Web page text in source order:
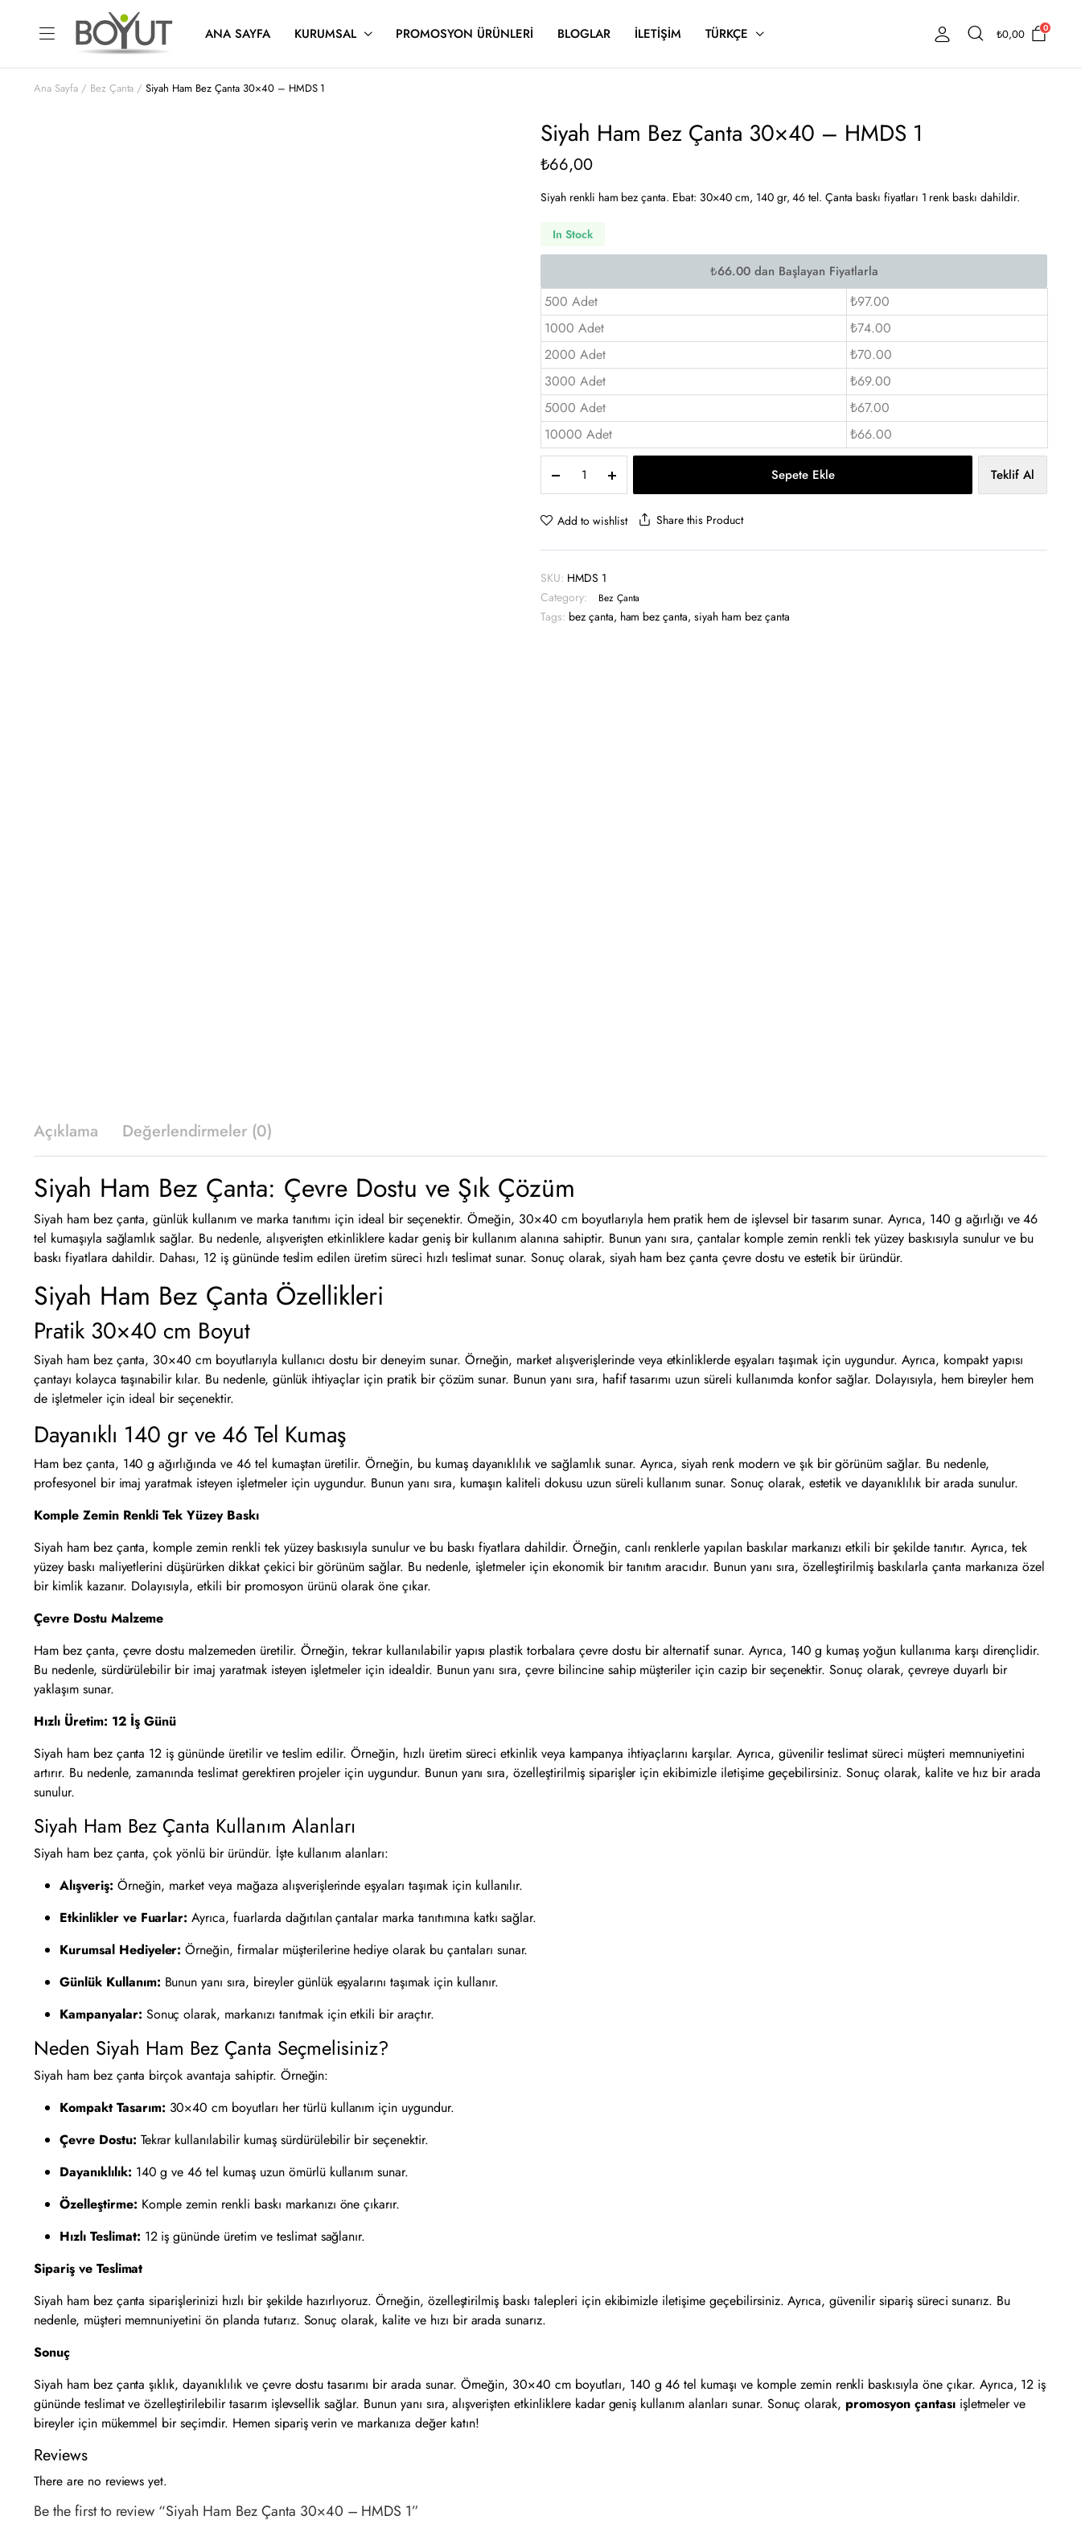
ANA SAYFA KURUMSAL PROMOSYON ÜRÜNLERI BLOGLAR İLETIŞIM TÜRKÇE ₺0,00 0
Ana Sayfa Bez Çanta Siyah Ham Bez Çanta 30×40 – HMDS 1
Siyah Ham Bez Çanta 30×40 – HMDS 1
₺66,00
Siyah renkli ham bez çanta. Ebat: 30×40 cm, 140 gr, 46 tel. Çanta baskı fiyatları 1 renk baskı dahildir.
In Stock
500 Adet
₺97.00
1000 Adet
₺74.00
2000 Adet
₺70.00
3000 Adet
₺69.00
5000 Adet
₺67.00
10000 Adet
₺66.00
Ham
Bez
Çanta
-
1
quantity
Sepete Ekle Teklif Al
Add to wishlist Share this Product
SKU: HMDS 1
Category:
Bez Çanta
Tags: bez çanta, ham bez çanta,siyah ham bez çanta
Açıklama Değerlendirmeler (0)
Siyah Ham Bez Çanta: Çevre Dostu ve Şık Çözüm
Siyah ham bez çanta, günlük kullanım ve marka tanıtımı için ideal bir seçenektir. Örneğin, 30×40 cm boyutlarıyla hem pratik hem de işlevsel bir tasarım sunar. Ayrıca, 140 g ağırlığı ve 46
tel kumaşıyla sağlamlık sağlar. Bu nedenle, alışverişten etkinliklere kadar geniş bir kullanım alanına sahiptir. Bunun yanı sıra, çantalar komple zemin renkli tek yüzey baskısıyla sunulur ve bu
baskı fiyatlara dahildir. Dahası, 12 iş gününde teslim edilen üretim süreci hızlı teslimat sunar. Sonuç olarak, siyah ham bez çanta çevre dostu ve estetik bir üründür.
Siyah Ham Bez Çanta Özellikleri
Pratik 30×40 cm Boyut
Siyah ham bez çanta, 30×40 cm boyutlarıyla kullanıcı dostu bir deneyim sunar. Örneğin, market alışverişlerinde veya etkinliklerde eşyaları taşımak için uygundur. Ayrıca, kompakt yapısı
çantayı kolayca taşınabilir kılar. Bu nedenle, günlük ihtiyaçlar için pratik bir çözüm sunar. Bunun yanı sıra, hafif tasarımı uzun süreli kullanımda konfor sağlar. Dolayısıyla, hem bireyler hem
de işletmeler için ideal bir seçenektir.
Dayanıklı 140 gr ve 46 Tel Kumaş
Ham bez çanta, 140 g ağırlığında ve 46 tel kumaştan üretilir. Örneğin, bu kumaş dayanıklılık ve sağlamlık sunar. Ayrıca, siyah renk modern ve şık bir görünüm sağlar. Bu nedenle,
profesyonel bir imaj yaratmak isteyen işletmeler için uygundur. Bunun yanı sıra, kumaşın kaliteli dokusu uzun süreli kullanım sunar. Sonuç olarak, estetik ve dayanıklılık bir arada sunulur.
Komple Zemin Renkli Tek Yüzey Baskı
Siyah ham bez çanta, komple zemin renkli tek yüzey baskısıyla sunulur ve bu baskı fiyatlara dahildir. Örneğin, canlı renklerle yapılan baskılar markanızı etkili bir şekilde tanıtır. Ayrıca, tek
yüzey baskı maliyetlerini düşürürken dikkat çekici bir görünüm sağlar. Bu nedenle, işletmeler için ekonomik bir tanıtım aracıdır. Bunun yanı sıra, özelleştirilmiş baskılarla çanta markanıza özel
bir kimlik kazanır. Dolayısıyla, etkili bir promosyon ürünü olarak öne çıkar.
Çevre Dostu Malzeme
Ham bez çanta, çevre dostu malzemeden üretilir. Örneğin, tekrar kullanılabilir yapısı plastik torbalara çevre dostu bir alternatif sunar. Ayrıca, 140 g kumaş yoğun kullanıma karşı dirençlidir.
Bu nedenle, sürdürülebilir bir imaj yaratmak isteyen işletmeler için idealdir. Bunun yanı sıra, çevre bilincine sahip müşteriler için cazip bir seçenektir. Sonuç olarak, çevreye duyarlı bir
yaklaşım sunar.
Hızlı Üretim: 12 İş Günü
Siyah ham bez çanta 12 iş gününde üretilir ve teslim edilir. Örneğin, hızlı üretim süreci etkinlik veya kampanya ihtiyaçlarını karşılar. Ayrıca, güvenilir teslimat süreci müşteri memnuniyetini
artırır. Bu nedenle, zamanında teslimat gerektiren projeler için uygundur. Bunun yanı sıra, özelleştirilmiş siparişler için ekibimizle iletişime geçebilirsiniz. Sonuç olarak, kalite ve hız bir arada
sunulur.
Siyah Ham Bez Çanta Kullanım Alanları
Siyah ham bez çanta, çok yönlü bir üründür. İşte kullanım alanları:
Alışveriş: Örneğin, market veya mağaza alışverişlerinde eşyaları taşımak için kullanılır.
Etkinlikler ve Fuarlar: Ayrıca, fuarlarda dağıtılan çantalar marka tanıtımına katkı sağlar.
Kurumsal Hediyeler: Örneğin, firmalar müşterilerine hediye olarak bu çantaları sunar.
Günlük Kullanım: Bunun yanı sıra, bireyler günlük eşyalarını taşımak için kullanır.
Kampanyalar: Sonuç olarak, markanızı tanıtmak için etkili bir araçtır.
Neden Siyah Ham Bez Çanta Seçmelisiniz?
Siyah ham bez çanta birçok avantaja sahiptir. Örneğin:
Kompakt Tasarım: 30×40 cm boyutları her türlü kullanım için uygundur.
Çevre Dostu: Tekrar kullanılabilir kumaş sürdürülebilir bir seçenektir.
Dayanıklılık: 140 g ve 46 tel kumaş uzun ömürlü kullanım sunar.
Özelleştirme: Komple zemin renkli baskı markanızı öne çıkarır.
Hızlı Teslimat: 12 iş gününde üretim ve teslimat sağlanır.
Sipariş ve Teslimat
Siyah ham bez çanta siparişlerinizi hızlı bir şekilde hazırlıyoruz. Örneğin, özelleştirilmiş baskı talepleri için ekibimizle iletişime geçebilirsiniz. Ayrıca, güvenilir sipariş süreci sunarız. Bu
nedenle, müşteri memnuniyetini ön planda tutarız. Sonuç olarak, kalite ve hızı bir arada sunarız.
Sonuç
Siyah ham bez çanta şıklık, dayanıklılık ve çevre dostu tasarımı bir arada sunar. Örneğin, 30×40 cm boyutları, 140 g 46 tel kumaşı ve komple zemin renkli baskısıyla öne çıkar. Ayrıca, 12 iş
gününde teslimat ve özelleştirilebilir tasarım işlevsellik sağlar. Bunun yanı sıra, alışverişten etkinliklere kadar geniş kullanım alanları sunar. Sonuç olarak, promosyon çantasıişletmeler ve
bireyler için mükemmel bir seçimdir. Hemen sipariş verin ve markanıza değer katın!
Reviews
There are no reviews yet.
Be the first to review “Siyah Ham Bez Çanta 30×40 – HMDS 1”